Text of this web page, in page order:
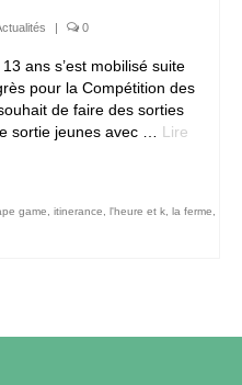
| 0
ans s’est mobilisé suite
pour la Compétition des
de faire des sorties
sortie jeunes avec … Lire
game itinerance l'heure et k la ferme